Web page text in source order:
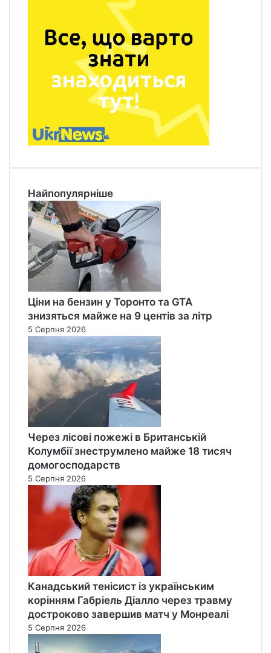
Найпопулярніше
Ціни на бензин у Торонто та GTA
знизяться майже на 9 центів за літр
5 Серпня 2026
Через лісові пожежі в Британській
Колумбії знеструмлено майже 18 тисяч
домогосподарств
5 Серпня 2026
Канадський тенісист із українським
корінням Габріель Діалло через травму
достроково завершив матч у Монреалі
5 Серпня 2026